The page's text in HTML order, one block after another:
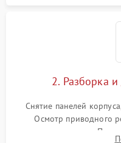
2. Разборка
Снятие панелей
Осмотр приводного
амортизаторов.